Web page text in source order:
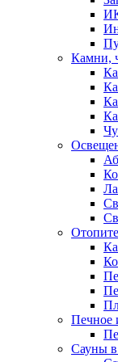
Камни,
Печное
Сауны в